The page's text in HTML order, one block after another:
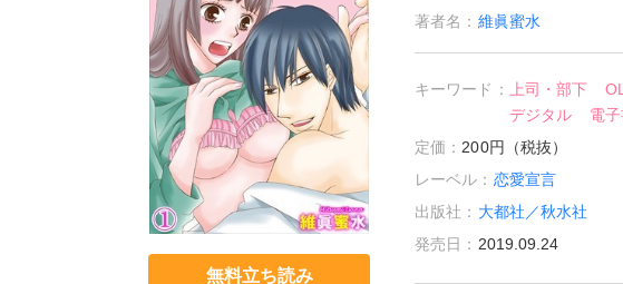
無料立ち読み
著者名： 維眞蜜水
キーワード： 上司・部下 OL
デジタル
電
定価： 200円（税抜）
レーベル： 恋愛宣言
出版社： 大都社／秋水社
発売日： 2019.09.24